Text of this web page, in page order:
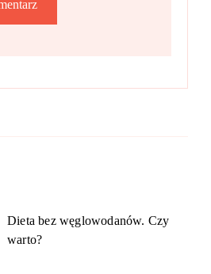
Dieta bez węglowodanów. Czy
warto?